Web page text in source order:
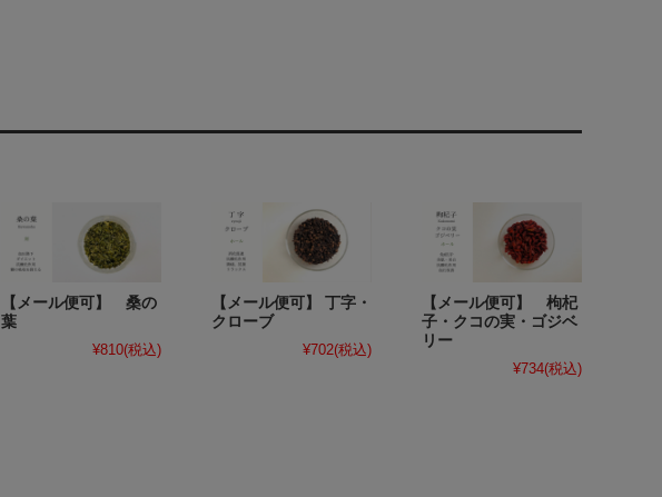
【メール便可】 桑の
葉
¥810(税込)
【メール便可】 丁字・
クローブ
¥702(税込)
【メール便可】 枸杞
子・クコの実・ゴジベ
リー
¥734(税込)